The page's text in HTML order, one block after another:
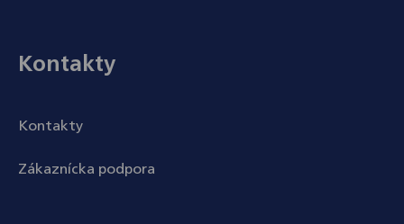
Kontakty
Kontakty
Zákaznícka podpora